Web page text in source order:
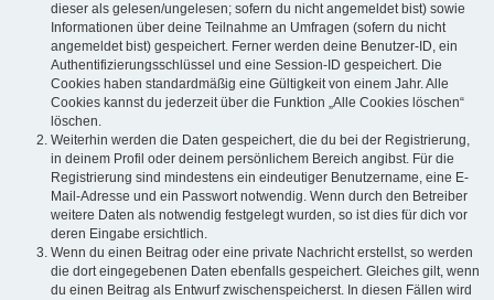
dieser als gelesen/ungelesen; sofern du nicht angemeldet bist) sowie
Informationen über deine Teilnahme an Umfragen (sofern du nicht
angemeldet bist) gespeichert. Ferner werden deine Benutzer-ID, ein
Authentifizierungsschlüssel und eine Session-ID gespeichert. Die
Cookies haben standardmäßig eine Gültigkeit von einem Jahr. Alle
Cookies kannst du jederzeit über die Funktion „Alle Cookies löschen“
löschen.
Weiterhin werden die Daten gespeichert, die du bei der Registrierung,
in deinem Profil oder deinem persönlichem Bereich angibst. Für die
Registrierung sind mindestens ein eindeutiger Benutzername, eine E-
Mail-Adresse und ein Passwort notwendig. Wenn durch den Betreiber
weitere Daten als notwendig festgelegt wurden, so ist dies für dich vor
deren Eingabe ersichtlich.
Wenn du einen Beitrag oder eine private Nachricht erstellst, so werden
die dort eingegebenen Daten ebenfalls gespeichert. Gleiches gilt, wenn
du einen Beitrag als Entwurf zwischenspeicherst. In diesen Fällen wird